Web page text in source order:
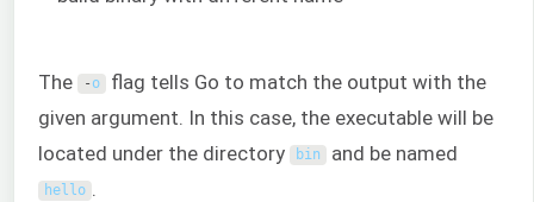
The - o flag tells Go to match the output with the
given argument. In this case, the executable will be
located under the directory
bin and be named
hello .